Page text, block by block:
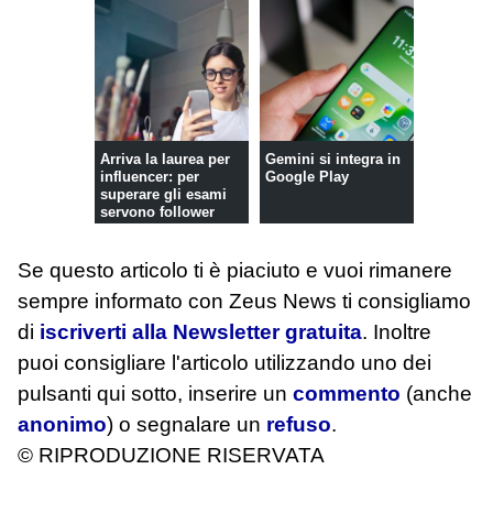
Arriva la laurea per
influencer: per
superare gli esami
servono follower
veri
Gemini si integra in
Google Play
Se questo articolo ti è piaciuto e vuoi rimanere
sempre informato con Zeus News ti consigliamo
di iscriverti alla Newsletter gratuita. Inoltre
puoi consigliare l'articolo utilizzando uno dei
pulsanti qui sotto, inserire un commento (anche
anonimo) o segnalare un refuso.
© RIPRODUZIONE RISERVATA